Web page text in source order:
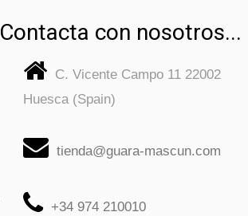
Contacta con nosotros...
C. Vicente Campo 11 22002
Huesca (Spain)
tienda@guara-mascun.com
+34 974 210010